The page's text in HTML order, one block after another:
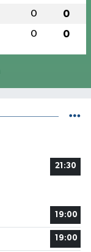
0 0
0 0
21:30
19:00
19:00